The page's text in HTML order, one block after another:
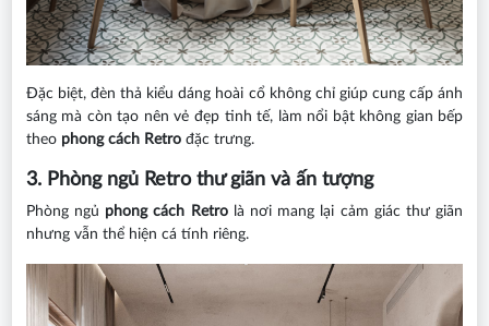
Đặc biệt, đèn thả kiểu dáng hoài cổ không chỉ giúp cung cấp ánh
sáng mà còn tạo nên vẻ đẹp tinh tế, làm nổi bật không gian bếp
theo phong cách Retro đặc trưng.
3. Phòng ngủ Retro thư giãn và ấn tượng
Phòng ngủ phong cách Retrolà nơi mang lại cảm giác thư giãn
nhưng vẫn thể hiện cá tính riêng.